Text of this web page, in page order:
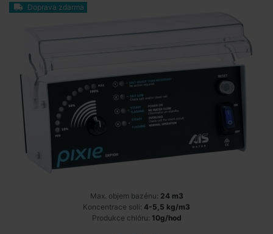
Doprava zdarma
Max. objem bazénu: 24 m3
Koncentrace soli: 4-5,5 kg/m3
Produkce chlóru: 10g/hod